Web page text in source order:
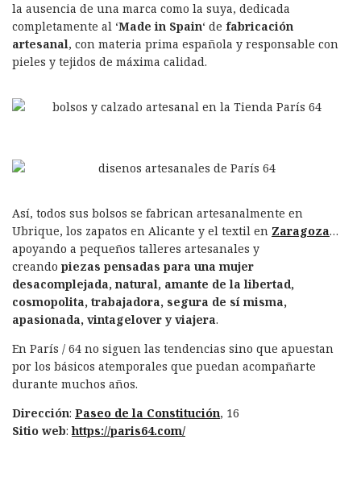
la ausencia de una marca como la suya, dedicada
completamente al ‘Made in Spain‘ de fabricación
artesanal, con materia prima española y responsable con
pieles y tejidos de máxima calidad.
Así, todos sus bolsos se fabrican artesanalmente en
Ubrique, los zapatos en Alicante y el textil en Zaragoza…
apoyando a pequeños talleres artesanales y
creando piezas pensadas para una mujer
desacomplejada, natural, amante de la libertad,
cosmopolita, trabajadora, segura de sí misma,
apasionada, vintagelover y viajera.
En París / 64 no siguen las tendencias sino que apuestan
por los básicos atemporales que puedan acompañarte
durante muchos años.
Dirección: Paseo de la Constitución, 16
Sitio web:https://paris64.com/